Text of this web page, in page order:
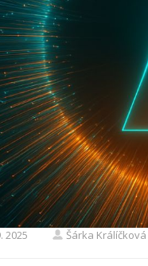
2025 Šárka Králíčková